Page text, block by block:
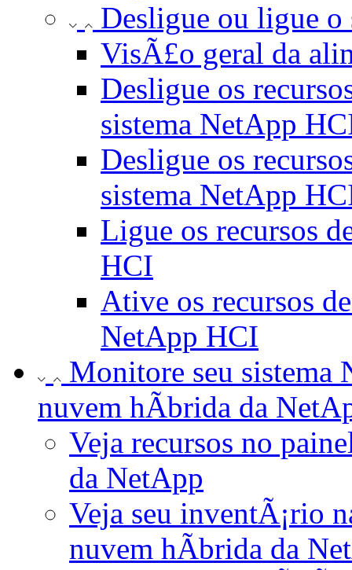
Desligue ou ligue
VisÃ£o geral da
Desligue os
sistema NetApp
Desligue os
sistema NetApp
Ligue os recursos
HCI
Ative os recursos
NetApp HCI
Monitore seu sistema
nuvem hÃ­brida da
Veja recursos no
da NetApp
Veja seu inventÃ¡rio
nuvem hÃ­brida da